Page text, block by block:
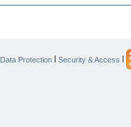
Data Protection | Security & Access |